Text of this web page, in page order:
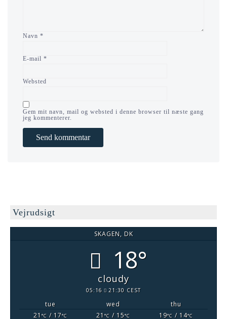
Navn *
E-mail *
Websted
Gem mit navn, mail og websted i denne browser til næste gang
jeg kommenterer.
Vejrudsigt
SKAGEN, DK
18°
cloudy
05:16 21:30 CEST
tue wed
thu
21°C / 17°C 21°C / 15°C 19°C / 14°C